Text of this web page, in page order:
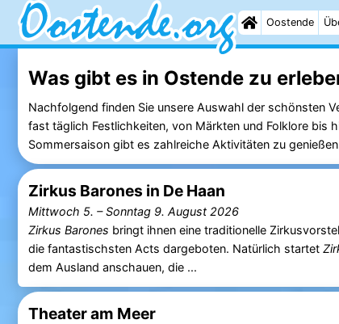
Oostende
Was gibt es in Ostende zu
Nachfolgend finden Sie unsere Auswahl der schönsten
fast täglich Festlichkeiten, von Märkten und Folklore bis
Sommersaison gibt es zahlreiche Aktivitäten zu
Zirkus Barones in De Haan
Mittwoch 5. –Sonntag 9. August 2026
Zirkus Barones bringt ihnen eine traditionelle
die fantastischsten Acts dargeboten. Natürlich startet
dem Ausland anschauen, die ...
Theater am Meer